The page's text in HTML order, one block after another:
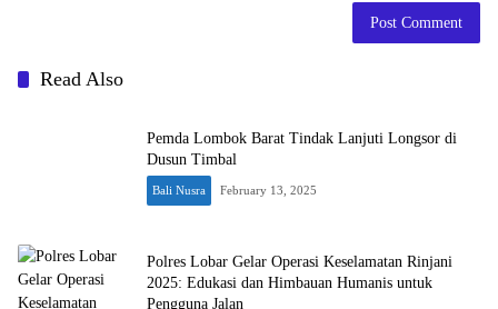
Read Also
Pemda Lombok Barat Tindak Lanjuti Longsor di
Dusun Timbal
Bali Nusra February 13, 2025
Polres Lobar Gelar Operasi Keselamatan Rinjani
2025: Edukasi dan Himbauan Humanis untuk
Pengguna Jalan